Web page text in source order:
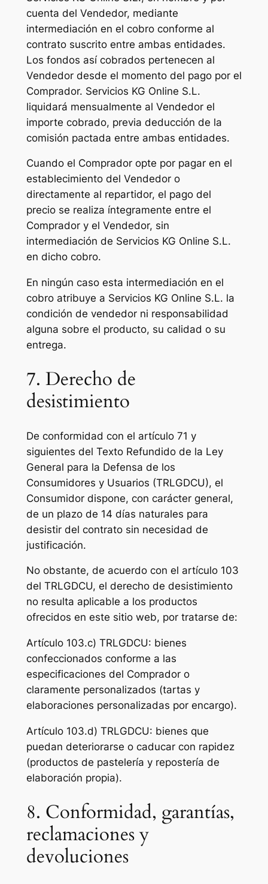
cuenta del Vendedor, mediante
intermediación en el cobro conforme al
contrato suscrito entre ambas entidades.
Los fondos así cobrados pertenecen al
Vendedor desde el momento del pago por el
Comprador. Servicios KG Online S.L.
liquidará mensualmente al Vendedor el
importe cobrado, previa deducción de la
comisión pactada entre ambas entidades.
Cuando el Comprador opte por pagar en el
establecimiento del Vendedor o
directamente al repartidor, el pago del
precio se realiza íntegramente entre el
Comprador y el Vendedor, sin
intermediación de Servicios KG Online S.L.
en dicho cobro.
En ningún caso esta intermediación en el
cobro atribuye a Servicios KG Online S.L. la
condición de vendedor ni responsabilidad
alguna sobre el producto, su calidad o su
entrega.
7. Derecho de
desistimiento
De conformidad con el artículo 71 y
siguientes del Texto Refundido de la Ley
General para la Defensa de los
Consumidores y Usuarios (TRLGDCU), el
Consumidor dispone, con carácter general,
de un plazo de 14 días naturales para
desistir del contrato sin necesidad de
justificación.
No obstante, de acuerdo con el artículo 103
del TRLGDCU, el derecho de desistimiento
no resulta aplicable a los productos
ofrecidos en este sitio web, por tratarse de:
Artículo 103.c) TRLGDCU: bienes
confeccionados conforme a las
especificaciones del Comprador o
claramente personalizados (tartas y
elaboraciones personalizadas por encargo).
Artículo 103.d) TRLGDCU: bienes que
puedan deteriorarse o caducar con rapidez
(productos de pastelería y repostería de
elaboración propia).
8. Conformidad, garantías,
reclamaciones y
devoluciones